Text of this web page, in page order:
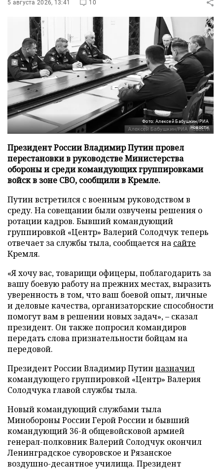
5 августа 2026, 13:41 10
Фото: Алексей Бабушкин/РИА
Новости
Президент России Владимир Путин провел
перестановки в руководстве Министерства
обороны и среди командующих группировками
войск в зоне СВО, сообщили в Кремле.
Путин встретился с военным руководством в
среду. На совещании были озвучены решения о
ротации кадров. Бывший командующий
группировкой «Центр» Валерий Солодчук теперь
отвечает за службы тыла, сообщается на сайте
Кремля.
«Я хочу вас, товарищи офицеры, поблагодарить за
вашу боевую работу на прежних местах, выразить
уверенность в том, что ваш боевой опыт, личные
и деловые качества, организаторские способности
помогут вам в решении новых задач», – сказал
президент. Он также попросил командиров
передать слова признательности бойцам на
передовой.
Президент России Владимир Путин назначил
командующего группировкой «Центр» Валерия
Солодчука главой службы тыла.
Новый командующий службами тыла
Минобороны России Герой России и бывший
командующий 36-й общевойсковой армией
генерал-полковник Валерий Солодчук окончил
Ленинградское суворовское и Рязанское
воздушно-десантное училища. Президент